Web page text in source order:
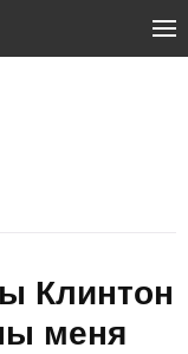
Клинтон
меня